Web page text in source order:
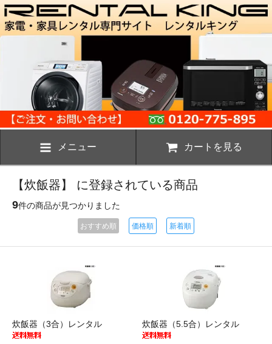
メニュー カートを見る
【炊飯器】 に登録されている商品
9件の商品が見つかりました
おすすめ順 価格順 新着順
炊飯器（3合）レンタル 炊飯器（5.5合）レンタル